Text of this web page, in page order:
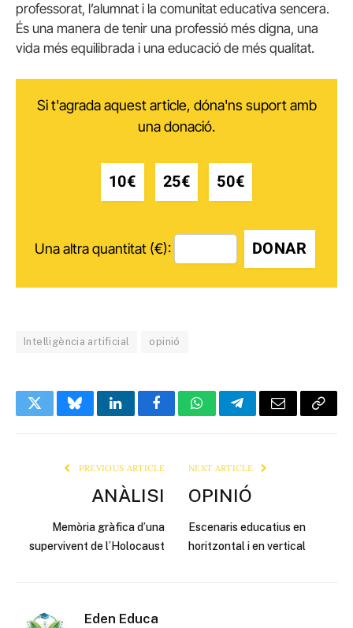
professorat, l’alumnat i la comunitat educativa sencera.
És una manera de tenir una professió més digna, una
vida més equilibrada i una educació de més qualitat.
Si t'agrada aquest article, dóna'ns suport amb
una donació.
10€ 25€ 50€
Una altra quantitat (€): DONAR
Intel·ligència artificial opinió
TwitterBlueskyLinkedInFacebookWhatsAppTelegramEmail Copy
PREVIOUS ARTICLE
ANÀLISI
Memòria gràfica d’una
supervivent de l’Holocaust
NEXT ARTICLE
OPINIÓ
Escenaris educatius en
horitzontal i en vertical
Eden Educa